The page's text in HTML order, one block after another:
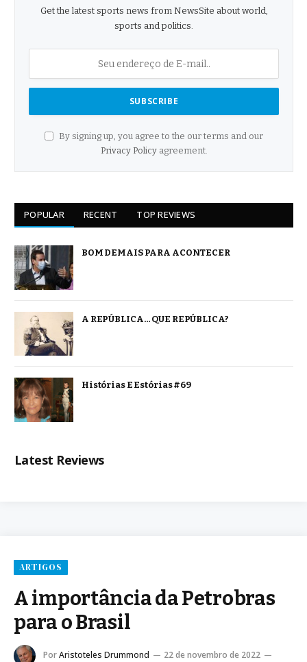
Get the latest sports news from NewsSite about world,
sports and politics.
By signing up, you agree to the our terms and our
Privacy Policyagreement.
POPULAR RECENT TOP REVIEWS
BOM DEMAIS PARA ACONTECER
A REPÚBLICA… QUE REPÚBLICA?
Histórias E Estórias #69
Latest Reviews
ARTIGOS
A importância da Petrobras
para o Brasil
PorAristoteles Drummond
22 de novembro de 2022